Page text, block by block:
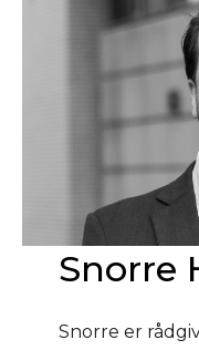
Snorre
Snorre er